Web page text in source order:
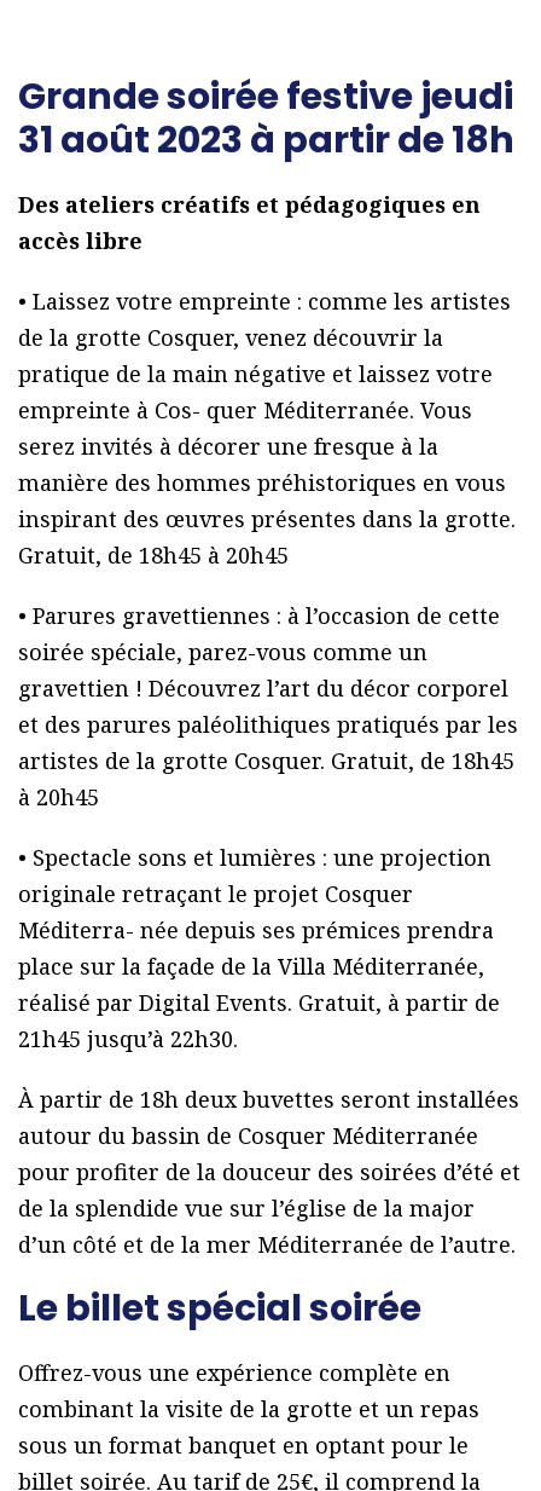
Grande soirée festive jeudi
31 août 2023 à partir de 18h
Des ateliers créatifs et pédagogiques en
accès libre
• Laissez votre empreinte : comme les artistes
de la grotte Cosquer, venez découvrir la
pratique de la main négative et laissez votre
empreinte à Cos- quer Méditerranée. Vous
serez invités à décorer une fresque à la
manière des hommes préhistoriques en vous
inspirant des œuvres présentes dans la grotte.
Gratuit, de 18h45 à 20h45
• Parures gravettiennes : à l’occasion de cette
soirée spéciale, parez-vous comme un
gravettien ! Découvrez l’art du décor corporel
et des parures paléolithiques pratiqués par les
artistes de la grotte Cosquer. Gratuit, de 18h45
à 20h45
• Spectacle sons et lumières : une projection
originale retraçant le projet Cosquer
Méditerra- née depuis ses prémices prendra
place sur la façade de la Villa Méditerranée,
réalisé par Digital Events. Gratuit, à partir de
21h45 jusqu’à 22h30.
À partir de 18h deux buvettes seront installées
autour du bassin de Cosquer Méditerranée
pour profiter de la douceur des soirées d’été et
de la splendide vue sur l’église de la major
d’un côté et de la mer Méditerranée de l’autre.
Le billet spécial soirée
Offrez-vous une expérience complète en
combinant la visite de la grotte et un repas
sous un format banquet en optant pour le
billet soirée. Au tarif de 25€, il comprend la